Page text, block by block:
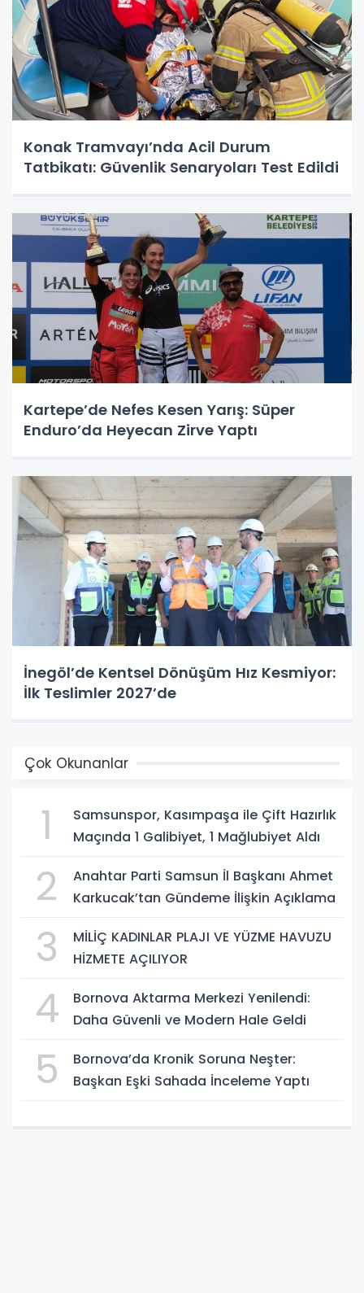
Konak Tramvayı’nda Acil Durum
Tatbikatı: Güvenlik Senaryoları Test Edildi
Kartepe’de Nefes Kesen Yarış: Süper
Enduro’da Heyecan Zirve Yaptı
İnegöl’de Kentsel Dönüşüm Hız Kesmiyor:
İlk Teslimler 2027’de
Çok Okunanlar
1
Samsunspor, Kasımpaşa ile Çift Hazırlık
Maçında 1 Galibiyet, 1 Mağlubiyet Aldı
2
Anahtar Parti Samsun İl Başkanı Ahmet
Karkucak’tan Gündeme İlişkin Açıklama
3
MİLİÇ KADINLAR PLAJI VE YÜZME HAVUZU
HİZMETE AÇILIYOR
4
Bornova Aktarma Merkezi Yenilendi:
Daha Güvenli ve Modern Hale Geldi
5
Bornova’da Kronik Soruna Neşter:
Başkan Eşki Sahada İnceleme Yaptı